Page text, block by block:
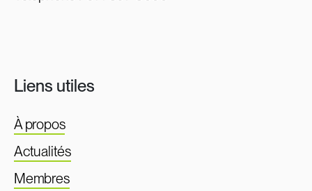
Liens utiles
À propos
Actualités
Membres